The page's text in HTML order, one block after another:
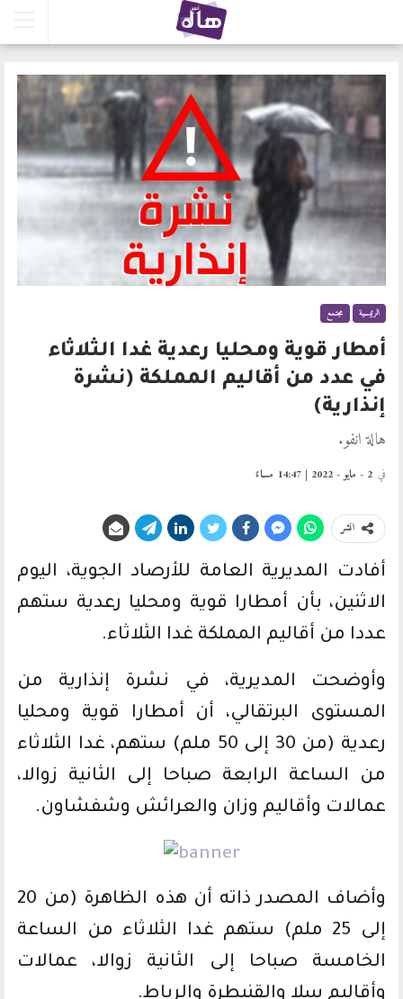
الرئيسية مجتمع
أمطار قوية ومحليا رعدية غدا الثلاثاء
في عدد من أقاليم المملكة (نشرة
إنذارية)
هالة انفو.
في 2 - مايو - 2022 | 14:47 مساءً
انشر
أفادت المديرية العامة للأرصاد الجوية، اليوم
الاثنين، بأن أمطارا قوية ومحليا رعدية ستهم
عددا من أقاليم المملكة غدا الثلاثاء.
وأوضحت المديرية، في نشرة إنذارية من
المستوى البرتقالي، أن أمطارا قوية ومحليا
رعدية (من 30 إلى 50 ملم) ستهم، غدا الثلاثاء
من الساعة الرابعة صباحا إلى الثانية زوالا،
عمالات وأقاليم وزان والعرائش وشفشاون.
وأضاف المصدر ذاته أن هذه الظاهرة (من 20
إلى 25 ملم) ستهم غدا الثلاثاء من الساعة
الخامسة صباحا إلى الثانية زوالا، عمالات
وأقاليم سلا والقنيطرة والرباط.